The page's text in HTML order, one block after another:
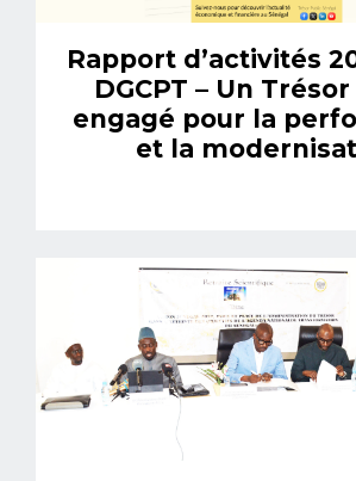
Rapport d’activités
DGCPT – Un
engagé pour la
et la